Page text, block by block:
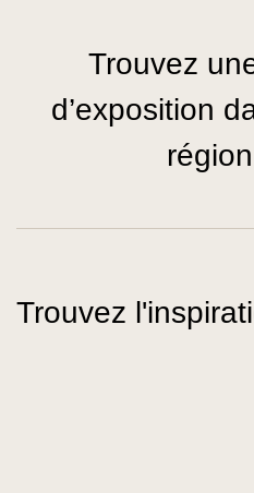
Trouvez
d’exposition
région
Trouvez